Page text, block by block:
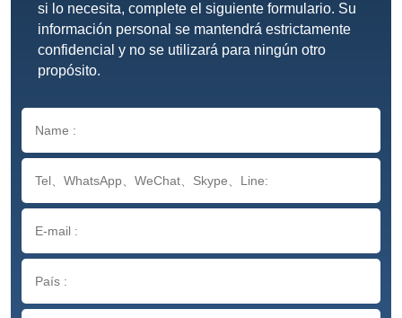
si lo necesita, complete el siguiente formulario. Su
información personal se mantendrá estrictamente
confidencial y no se utilizará para ningún otro
propósito.